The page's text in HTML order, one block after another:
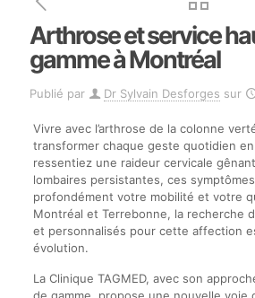
Arthrose et service
gamme à Montréal
Publié par Dr Sylvain Desforges sur
Vivre avec l’arthrose de la colonne
transformer chaque geste quotidien
ressentiez une raideur cervicale
lombaires persistantes, ces
profondément votre mobilité et votre
Montréal et Terrebonne, la recherche
et personnalisés pour cette affection
évolution.
La Clinique TAGMED, avec son